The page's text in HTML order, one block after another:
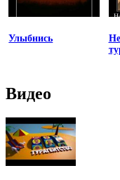
Улыбнись
Видео